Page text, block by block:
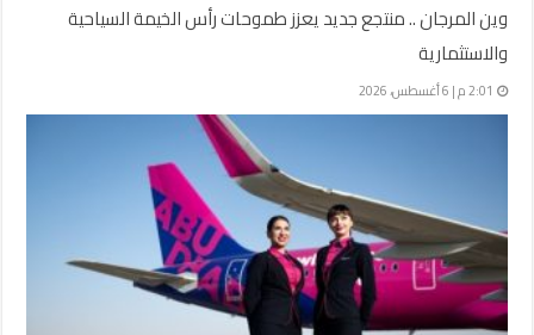
وين المرجان .. منتجع جديد يعزز طموحات رأس الخيمة السياحية
والاستثمارية
2:01 م | 6 أغسطس، 2026